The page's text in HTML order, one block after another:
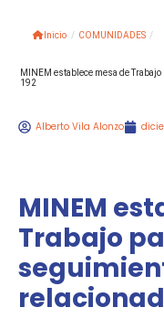
Inicio / COMUNIDADES /
MINEM establece mesa de
192
Alberto Vila Alonzo
MINEM
Trabajo